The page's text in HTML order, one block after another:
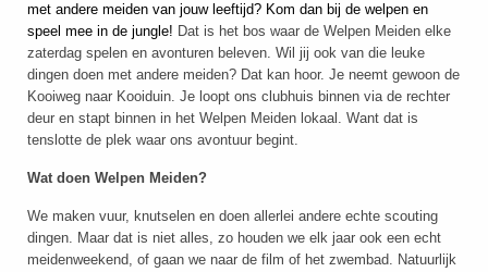
met andere meiden van jouw leeftijd? Kom dan bij de welpen en
speel mee in de jungle! Dat is het bos waar de Welpen Meiden elke
zaterdag spelen en avonturen beleven. Wil jij ook van die leuke
dingen doen met andere meiden? Dat kan hoor. Je neemt gewoon de
Kooiweg naar Kooiduin. Je loopt ons clubhuis binnen via de rechter
deur en stapt binnen in het Welpen Meiden lokaal. Want dat is
tenslotte de plek waar ons avontuur begint.
Wat doen Welpen Meiden?
We maken vuur, knutselen en doen allerlei andere echte scouting
dingen. Maar dat is niet alles, zo houden we elk jaar ook een echt
meidenweekend, of gaan we naar de film of het zwembad. Natuurlijk